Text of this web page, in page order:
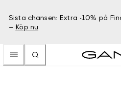
Sista chansen: Extra -10% på
– Köp nu